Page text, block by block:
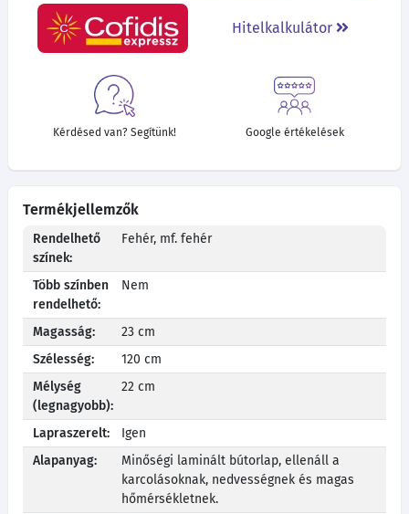
Hitelkalkulátor
Kérdésed van? Segítünk! Google értékelések
Termékjellemzők
Rendelhető
színek:
Fehér, mf. fehér
Több színben
rendelhető:
Nem
Magasság:
23 cm
Szélesség:
120 cm
Mélység
(legnagyobb):
22 cm
Lapraszerelt:
Igen
Alapanyag:
Minőségi laminált bútorlap, ellenáll a
karcolásoknak, nedvességnek és magas
hőmérsékletnek.